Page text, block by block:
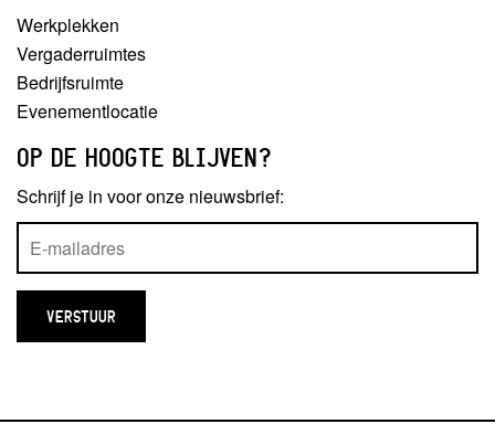
Werkplekken
Vergaderruimtes
Bedrijfsruimte
Evenementlocatie
OP DE HOOGTE BLIJVEN?
Schrijf je in voor onze nieuwsbrief: